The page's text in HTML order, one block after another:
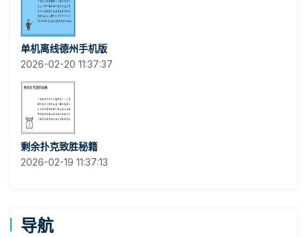
单机离线德州手机版
2026-02-20 11:37:37
剩余扑克致胜秘籍
2026-02-19 11:37:13
导航